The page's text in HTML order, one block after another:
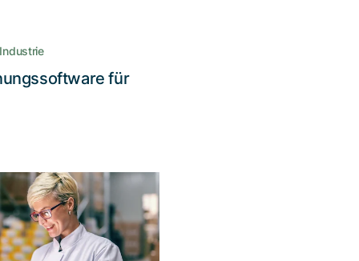
für
für die
im digitalen